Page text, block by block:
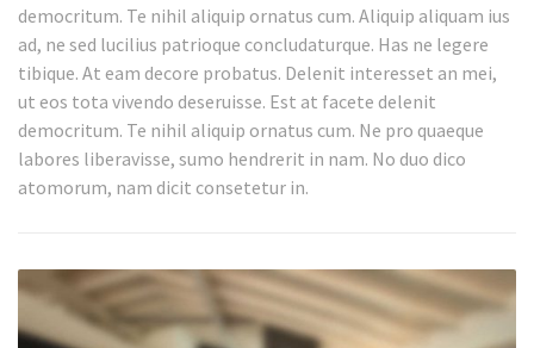
democritum. Te nihil aliquip ornatus cum. Aliquip aliquam ius
ad, ne sed lucilius patrioque concludaturque. Has ne legere
tibique. At eam decore probatus. Delenit interesset an mei,
ut eos tota vivendo deseruisse. Est at facete delenit
democritum. Te nihil aliquip ornatus cum. Ne pro quaeque
labores liberavisse, sumo hendrerit in nam. No duo dico
atomorum, nam dicit consetetur in.